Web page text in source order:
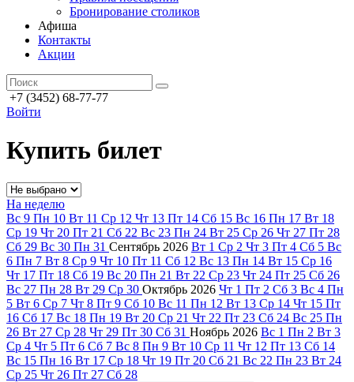
Бронирование столиков
Афиша
Контакты
Акции
+7 (3452) 68-77-77
Войти
Купить билет
На неделю
Вс 9 Пн 10 Вт 11 Ср 12 Чт 13 Пт 14 Сб 15 Вс 16 Пн 17 Вт 18
Ср 19 Чт 20 Пт 21 Сб 22 Вс 23 Пн 24 Вт 25 Ср 26 Чт 27 Пт 28
Сб 29 Вс 30 Пн 31 Сентябрь 2026 Вт 1 Ср 2 Чт 3 Пт 4 Сб 5 Вс
6 Пн 7 Вт 8 Ср 9 Чт 10 Пт 11 Сб 12 Вс 13 Пн 14 Вт 15 Ср 16
Чт 17 Пт 18 Сб 19 Вс 20 Пн 21 Вт 22 Ср 23 Чт 24 Пт 25 Сб 26
Вс 27 Пн 28 Вт 29 Ср 30 Октябрь 2026 Чт 1 Пт 2 Сб 3 Вс 4 Пн
5 Вт 6 Ср 7 Чт 8 Пт 9 Сб 10 Вс 11 Пн 12 Вт 13 Ср 14 Чт 15 Пт
16 Сб 17 Вс 18 Пн 19 Вт 20 Ср 21 Чт 22 Пт 23 Сб 24 Вс 25 Пн
26 Вт 27 Ср 28 Чт 29 Пт 30 Сб 31 Ноябрь 2026 Вс 1 Пн 2 Вт 3
Ср 4 Чт 5 Пт 6 Сб 7 Вс 8 Пн 9 Вт 10 Ср 11 Чт 12 Пт 13 Сб 14
Вс 15 Пн 16 Вт 17 Ср 18 Чт 19 Пт 20 Сб 21 Вс 22 Пн 23 Вт 24
Ср 25 Чт 26 Пт 27 Сб 28